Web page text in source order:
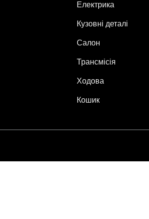
Електрика
Кузовні деталі
Салон
Трансмісія
Ходова
Кошик